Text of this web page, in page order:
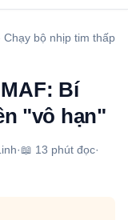
Chạy bộ nhịp tim thấp
Bí
"vô hạn"
·📖 13 phút đọc·